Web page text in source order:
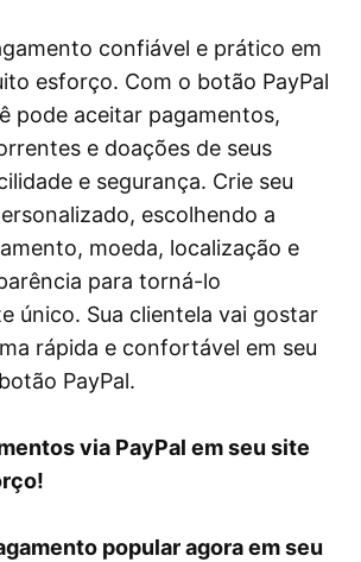
confiável e prático em
esforço. Com o botão PayPal
pode aceitar pagamentos,
e doações de seus
e segurança. Crie seu
escolhendo a
moeda, localização e
para torná-lo
único. Sua clientela vai gostar
rápida e confortável em seu
PayPal.
via PayPal em seu site
popular agora em seu